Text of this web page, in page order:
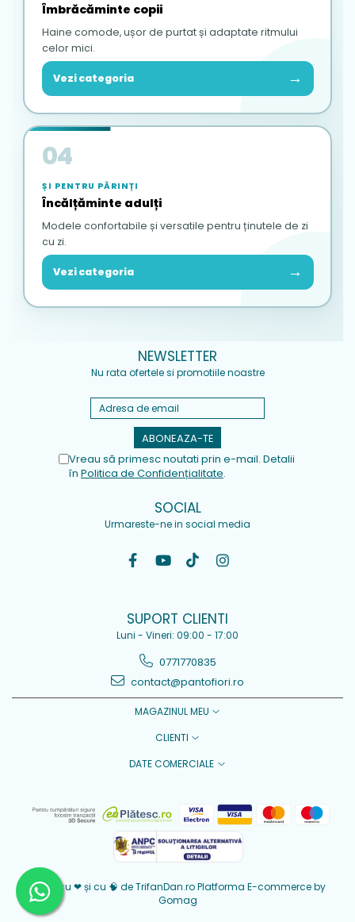
Îmbrăcăminte copii
Haine comode, ușor de purtat și adaptate ritmului
celor mici.
Vezi categoria →
04
ȘI PENTRU PĂRINȚI
Încălțăminte adulți
Modele confortabile și versatile pentru ținutele de zi
cu zi.
Vezi categoria →
NEWSLETTER
Nu rata ofertele si promotiile noastre
Vreau să primesc noutati prin e-mail. Detalii
în Politica de Confidențialitate.
SOCIAL
Urmareste-ne in social media
SUPORT CLIENTI
Luni - Vineri: 09:00 - 17:00
0771770835
contact@pantofiori.ro
MAGAZINUL MEU
CLIENTI
DATE COMERCIALE
Creat cu ❤ și cu 🧠 de TrifanDan.roPlatforma E-commerce by
Gomag